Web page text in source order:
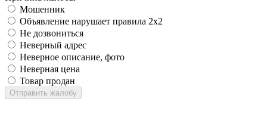
Мошенник
Объявление нарушает правила 2x2
Не дозвониться
Неверный адрес
Неверное описание, фото
Неверная цена
Товар продан
Отправить жалобу